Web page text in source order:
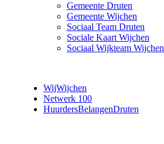
Gemeente Druten
Gemeente Wijchen
Sociaal Team Druten
Sociale Kaart Wijchen
Sociaal Wijkteam Wijchen
WijWijchen
Netwerk 100
HuurdersBelangenDruten